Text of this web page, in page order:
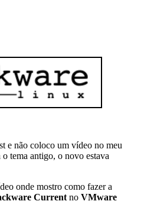
e não coloco um vídeo no meu
tema antigo, o novo estava
onde mostro como fazer a
Currentno VMware